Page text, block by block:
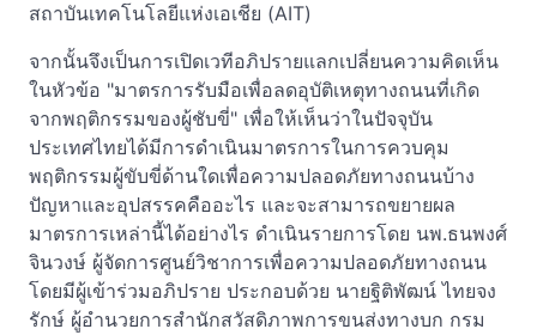
สถาบันเทคโนโลยีแห่งเอเชีย (AIT)
จากนั้นจึงเป็นการเปิดเวทีอภิปรายแลกเปลี่ยนความคิดเห็น
ในหัวข้อ "มาตรการรับมือเพื่อลดอุบัติเหตุทางถนนที่เกิด
จากพฤติกรรมของผู้ชับขี่" เพื่อให้เห็นว่าในปัจจุบัน
ประเทศไทยได้มีการดำเนินมาตรการในการควบคุม
พฤติกรรมผู้ขับขี่ด้านใดเพื่อความปลอดภัยทางถนนบ้าง
ปัญหาและอุปสรรคคืออะไร และจะสามารถขยายผล
มาตรการเหล่านี้ได้อย่างไร ดำเนินรายการโดย นพ.ธนพงศ์
จินวงษ์ ผู้จัดการศูนย์วิชาการเพื่อความปลอดภัยทางถนน
โดยมีผู้เข้าร่วมอภิปราย ประกอบด้วย นายฐิติพัฒน์ ไทยจง
รักษ์ ผู้อำนวยการสำนักสวัสดิภาพการขนส่งทางบก กรม